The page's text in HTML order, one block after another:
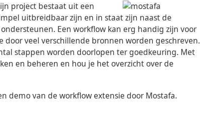
project bestaat uit een
uitbreidbaar zijn en in staat zijn naast de
Een workflow kan erg handig zijn voor
veel verschillende bronnen worden geschreven.
stappen worden doorlopen ter goedkeuring. Met
en beheren en hou je het overzicht over de
demo van de workflow extensie door Mostafa.